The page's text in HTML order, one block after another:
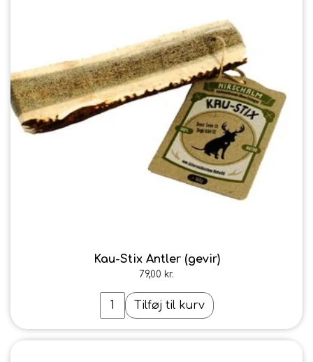
Kau-Stix Antler (gevir)
79,00 kr.
Tilføj til kurv